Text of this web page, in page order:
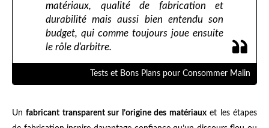
matériaux, qualité de fabrication et
durabilité mais aussi bien entendu son
budget, qui comme toujours joue ensuite
le rôle d'arbitre.
Tests et Bons Plans pour Consommer Malin
Unfabricant transparent sur l’origine des matériauxet les étapes